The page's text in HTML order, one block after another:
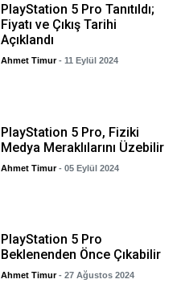
PlayStation 5 Pro Tanıtıldı;
Fiyatı ve Çıkış Tarihi
Açıklandı
Ahmet Timur - 11 Eylül 2024
PlayStation 5 Pro, Fiziki
Medya Meraklılarını Üzebilir
Ahmet Timur - 05 Eylül 2024
PlayStation 5 Pro
Beklenenden Önce Çıkabilir
Ahmet Timur - 27 Ağustos 2024